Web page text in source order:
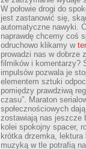
W połowie drogi do
jest zastanowić się,
automatyczne nawyki.
naprawdę chcemy coś
odruchowo klikamy w
prowadzi nas w dobrze
filmików i komentarzy?
impulsów pozwala je
elementem sztuki
pomiędzy prawdziwą
czasu”. Maraton
społecznościowych
zostawiają nas jeszcze
kolei spokojny spacer,
krótka drzemka,
muzyką w tle potrafią